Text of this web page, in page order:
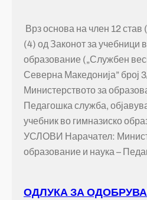
Врз основа на член 12 став
(4) од Законот за учебници
образование („Службен
Северна Македонија” број
Министерството за
Педагошка служба,
учебник во гимназиско
УСЛОВИ Нарачател:
образование и наука –
ОДЛУКА ЗА